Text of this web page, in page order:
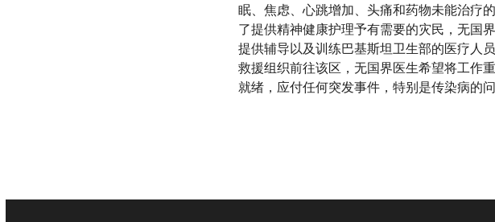
眠、焦虑、心跳增加、头痛和药物未能治疗
了提供精神健康护理予有需要的灾民，无国
提供辅导以及训练巴基斯坦卫生部的医疗人
救援组织前往该区，无国界医生希望将工作
就绪，应付任何突发事件，特别是传染病的问